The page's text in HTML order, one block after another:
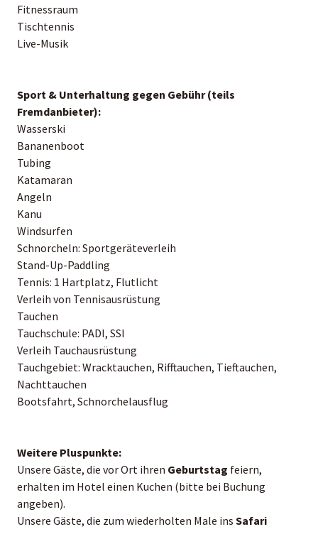
Fitnessraum
Tischtennis
Live-Musik
Sport & Unterhaltung gegen Gebühr (teils
Fremdanbieter):
Wasserski
Bananenboot
Tubing
Katamaran
Angeln
Kanu
Windsurfen
Schnorcheln: Sportgeräteverleih
Stand-Up-Paddling
Tennis: 1 Hartplatz, Flutlicht
Verleih von Tennisausrüstung
Tauchen
Tauchschule: PADI, SSI
Verleih Tauchausrüstung
Tauchgebiet: Wracktauchen, Rifftauchen, Tieftauchen,
Nachttauchen
Bootsfahrt, Schnorchelausflug
Weitere Pluspunkte:
Unsere Gäste, die vor Ort ihren Geburtstag feiern,
erhalten im Hotel einen Kuchen (bitte bei Buchung
angeben).
Unsere Gäste, die zum wiederholten Male ins Safari